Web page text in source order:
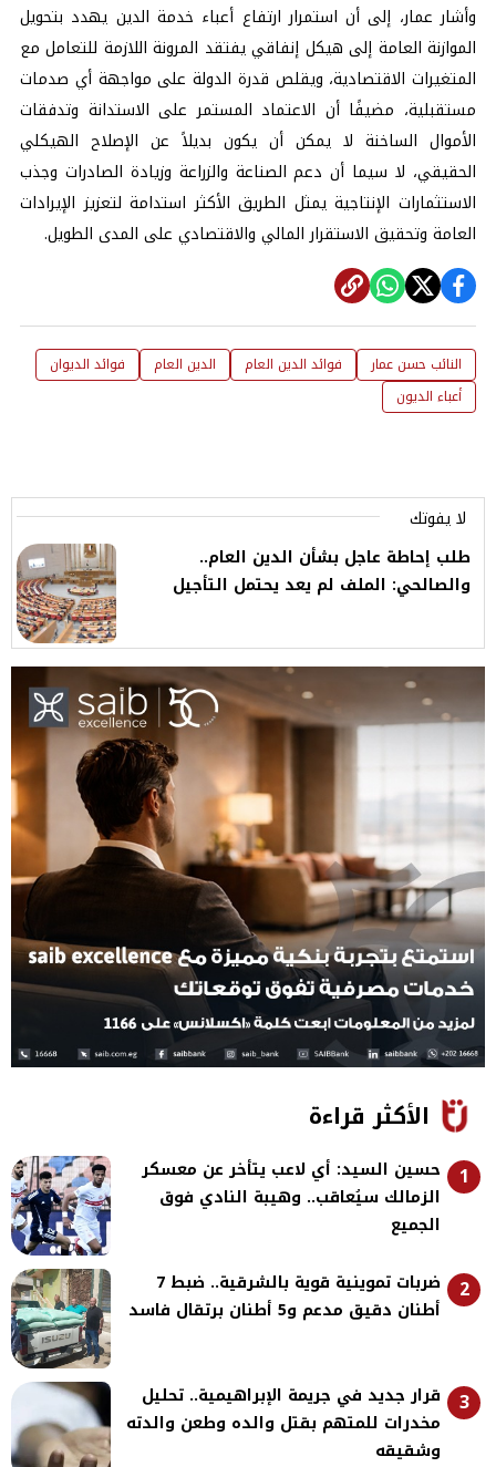
وأشار عمار، إلى أن استمرار ارتفاع أعباء خدمة الدين يهدد بتحويل
الموازنة العامة إلى هيكل إنفاقي يفتقد المرونة اللازمة للتعامل مع
المتغيرات الاقتصادية، ويقلص قدرة الدولة على مواجهة أي صدمات
مستقبلية، مضيفًا أن الاعتماد المستمر على الاستدانة وتدفقات
الأموال الساخنة لا يمكن أن يكون بديلاً عن الإصلاح الهيكلي
الحقيقي، لا سيما أن دعم الصناعة والزراعة وزيادة الصادرات وجذب
الاستثمارات الإنتاجية يمثل الطريق الأكثر استدامة لتعزيز الإيرادات
العامة وتحقيق الاستقرار المالي والاقتصادي على المدى الطويل.
النائب حسن عمار فوائد الدين العام الدين العام
فوائد الديوان
أعباء الديون
لا يفوتك
طلب إحاطة عاجل بشأن الدين العام..
والصالحي: الملف لم يعد يحتمل التأجيل
الأكثر قراءة
1
حسين السيد: أي لاعب يتأخر عن معسكر
الزمالك سيُعاقب.. وهيبة النادي فوق
الجميع
2
ضربات تموينية قوية بالشرقية.. ضبط 7
أطنان دقيق مدعم و5 أطنان برتقال فاسد
3
قرار جديد في جريمة الإبراهيمية.. تحليل
مخدرات للمتهم بقتل والده وطعن والدته
وشقيقه